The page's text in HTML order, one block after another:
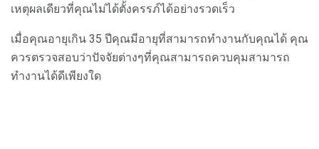
เหตุผลเดียวที่คุณไม่ได้ตั้งครรภ์ได้อย่างรวดเร็ว
เมื่อคุณอายุเกิน 35 ปีคุณมีอายุที่สามารถทำงานกับคุณได้ คุณ
ควรตรวจสอบว่าปัจจัยต่างๆที่คุณสามารถควบคุมสามารถ
ทำงานได้ดีเพียงใด